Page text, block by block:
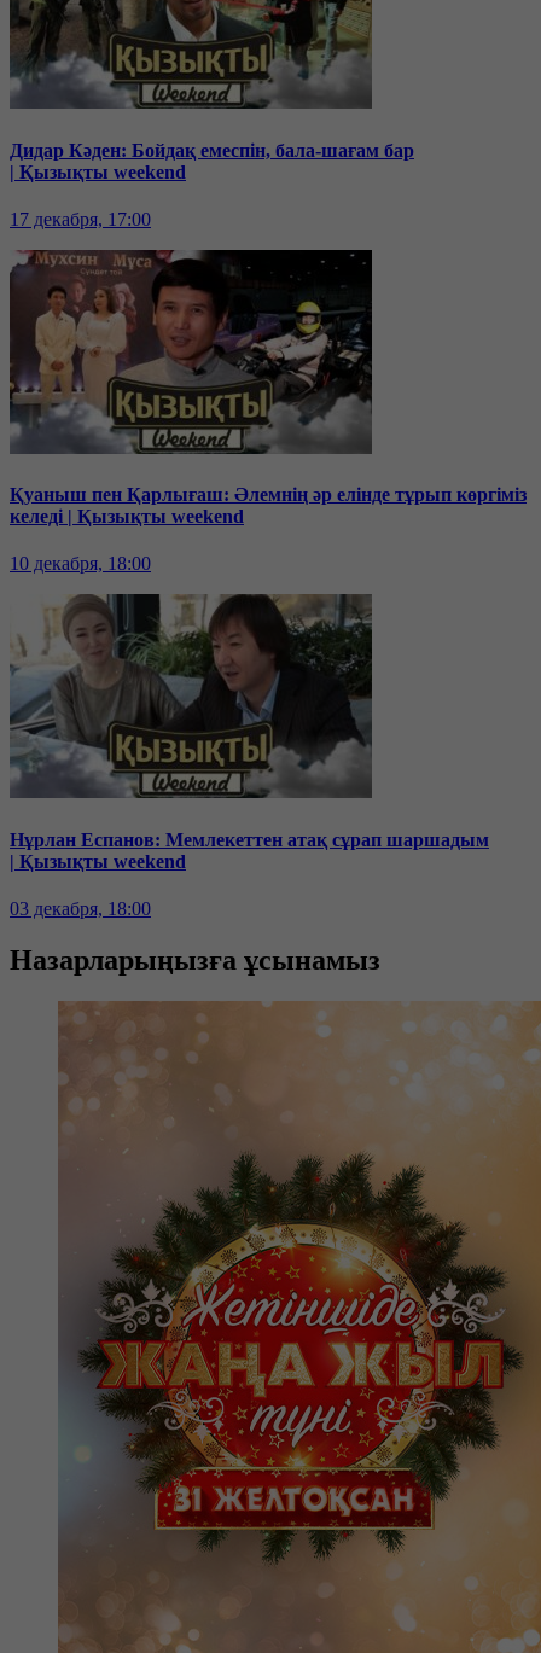
Дидар Кәден: Бойдақ емеспін, бала-шағам бар
| Қызықты weekend
17 декабря, 17:00
Қуаныш пен Қарлығаш: Әлемнің әр елінде тұрып көргіміз
келеді | Қызықты weekend
10 декабря, 18:00
Нұрлан Еспанов: Мемлекеттен атақ сұрап шаршадым
| Қызықты weekend
03 декабря, 18:00
Назарларыңызға ұсынамыз